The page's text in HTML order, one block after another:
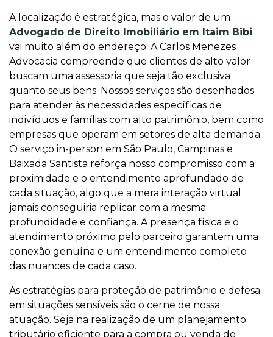
A localização é estratégica, mas o valor de um
Advogado de Direito Imobiliário em Itaim Bibi
vai muito além do endereço. A Carlos Menezes
Advocacia compreende que clientes de alto valor
buscam uma assessoria que seja tão exclusiva
quanto seus bens. Nossos serviços são desenhados
para atender às necessidades específicas de
indivíduos e famílias com alto patrimônio, bem como
empresas que operam em setores de alta demanda.
O serviço in-person em São Paulo, Campinas e
Baixada Santista reforça nosso compromisso com a
proximidade e o entendimento aprofundado de
cada situação, algo que a mera interação virtual
jamais conseguiria replicar com a mesma
profundidade e confiança. A presença física e o
atendimento próximo pelo parceiro garantem uma
conexão genuína e um entendimento completo
das nuances de cada caso.
As estratégias para proteção de patrimônio e defesa
em situações sensíveis são o cerne de nossa
atuação. Seja na realização de um planejamento
tributário eficiente para a compra ou venda de